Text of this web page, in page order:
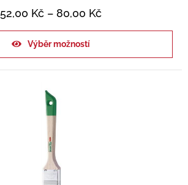
52,00 Kč – 80,00 Kč
Výběr možností